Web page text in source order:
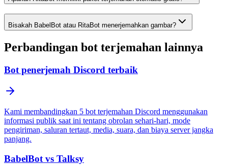
Bisakah BabelBot atau RitaBot menerjemahkan gambar?
Perbandingan bot terjemahan lainnya
Bot penerjemah Discord terbaik
Kami membandingkan 5 bot terjemahan Discord menggunakan
informasi publik saat ini tentang obrolan sehari-hari, mode
pengiriman, saluran tertaut, media, suara, dan biaya server jangka
panjang.
BabelBot vs Talksy